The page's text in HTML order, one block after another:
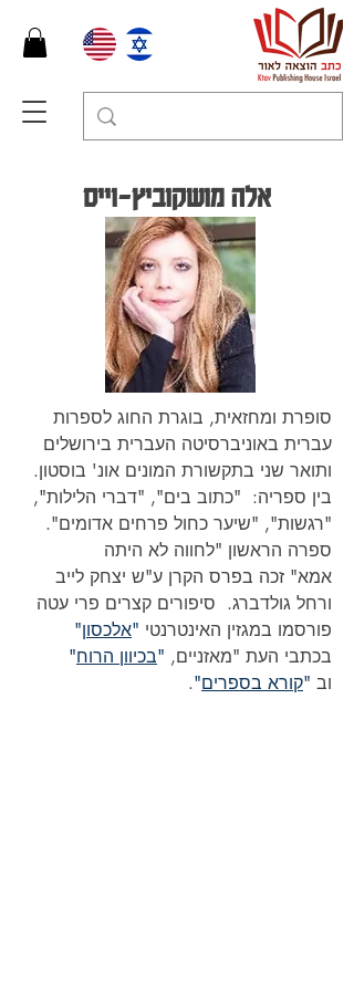
אלה מושקוביץ-וייס
סופרת ומחזאית, בוגרת החוג לספרות
עברית באוניברסיטה העברית בירושלים
ותואר שני בתקשורת המונים אונ' בוסטון.
בין ספריה:  "כתוב בים", "דברי הלילות",
"רגשות", "שיער כחול פרחים אדומים".
ספרה הראשון "לחווה לא היתה
אמא" זכה בפרס הקרן ע"ש יצחק לייב
ורחל גולדברג.  סיפורים קצרים פרי עטה
פורסמו במגזין האינטרנטי "אלכסון"
בכתבי העת "מאזניים, "בכיוון הרוח"
וב "קורא בספרים"
.